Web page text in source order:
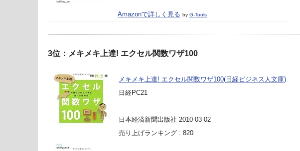
Amazonで詳しく見る by G-Tools
3位：メキメキ上達! エクセル関数ワザ100
メキメキ上達! エクセル関数ワザ100(日経ビジネス人文庫)
日経PC21
日本経済新聞出版社 2010-03-02
売り上げランキング : 820